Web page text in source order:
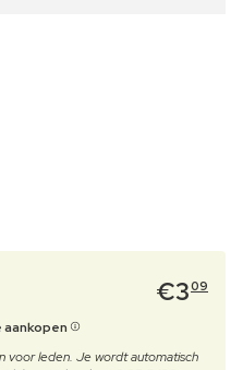
€309
aankopen
voor leden. Je wordt automatisch